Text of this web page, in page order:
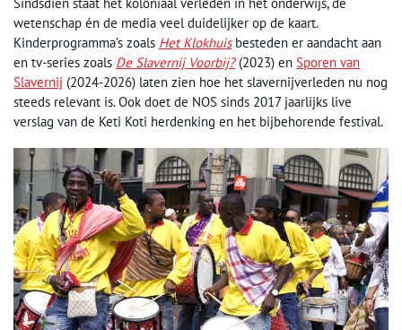
wetenschap én de media veel duidelijker op de kaart.
Kinderprogramma’s zoals Het Klokhuisbesteden er aandacht aan
en tv-series zoals De Slavernij Voorbij?(2023) en Sporen van
Slavernij (2024-2026) laten zien hoe het slavernijverleden nu nog
steeds relevant is. Ook doet de NOS sinds 2017 jaarlijks live
verslag van de Keti Koti herdenking en het bijbehorende festival.